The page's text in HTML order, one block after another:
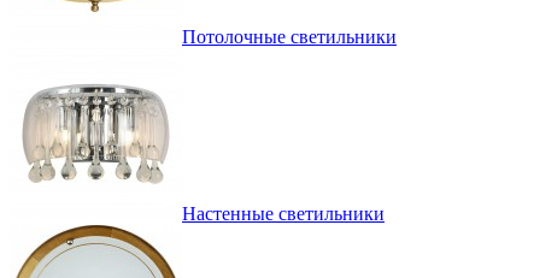
Потолочные светильники
Настенные светильники